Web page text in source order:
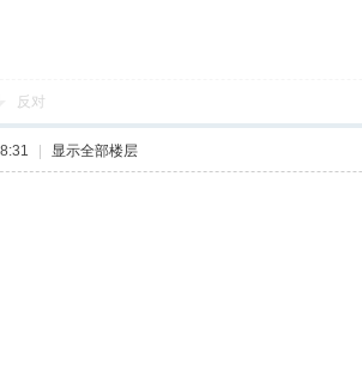
反对
显示全部楼层